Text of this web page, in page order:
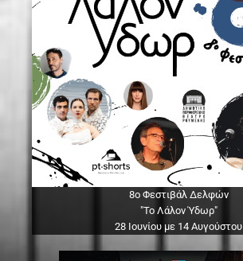
8ο Φεστιβάλ Δελφών
"Το Λάλον Ύδωρ"
28 Ιουνίου με 14 Αυγούστου